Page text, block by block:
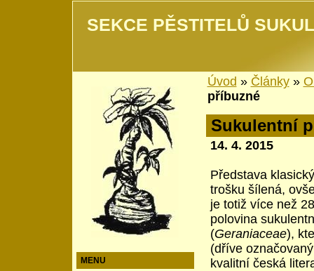
SEKCE PĚSTITELŮ
MENU
Úvod » Články»
příbuzné
Sukulentní
14. 4. 2015
Představa
trošku šílená,
je totiž více než
polovina
(Geraniaceae),
(dříve
kvalitní česká